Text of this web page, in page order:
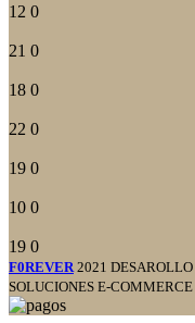
12 0
21 0
18 0
22 0
19 0
10 0
19 0
F0REVER 2021 DESAROLLO
SOLUCIONES E-COMMERCE